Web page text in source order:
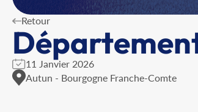
Retour
11 Janvier 2026
Autun - Bourgogne Franche-Comte